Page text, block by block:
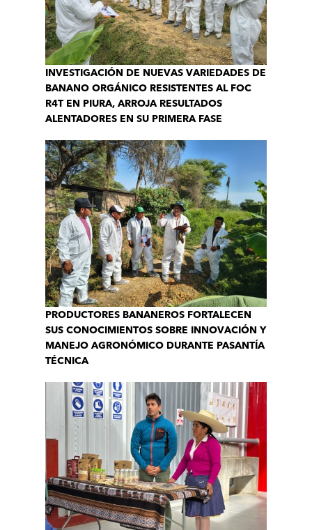
INVESTIGACIÓN DE NUEVAS VARIEDADES DE
BANANO ORGÁNICO RESISTENTES AL FOC
R4T EN PIURA, ARROJA RESULTADOS
ALENTADORES EN SU PRIMERA FASE
PRODUCTORES BANANEROS FORTALECEN
SUS CONOCIMIENTOS SOBRE INNOVACIÓN Y
MANEJO AGRONÓMICO DURANTE PASANTÍA
TÉCNICA